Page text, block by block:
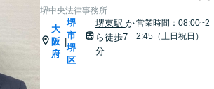
堺中央法律事務所
大
阪
府
|
堺
市
堺
区
堺東駅 か
ら徒歩7
分
営業時間：08:00~2
2:45（土日祝日）